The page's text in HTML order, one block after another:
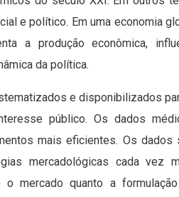
e político. Em uma economia
a produção econômica,
da política.
e disponibilizados
público. Os dados
mais eficientes. Os dados
mercadológicas cada vez
o mercado quanto a